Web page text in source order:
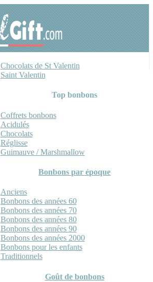
Chocolats de St Valentin
Saint Valentin
Top bonbons
Coffrets bonbons
Acidulés
Chocolats
Réglisse
Guimauve / Marshmallow
Bonbons par époque
Anciens
Bonbons des années 60
Bonbons des années 70
Bonbons des années 80
Bonbons des années 90
Bonbons des années 2000
Bonbons pour les enfants
Traditionnels
Goût de bonbons